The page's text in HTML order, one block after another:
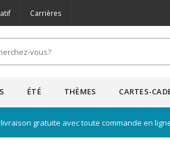
Carrières
ÉTÉ THÈMES CARTES-
gratuite avec toute commande en